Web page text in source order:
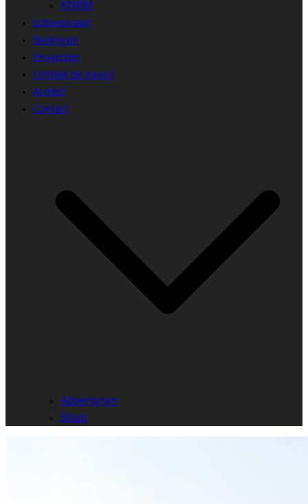
KNRM
Scheepvaart
Bedrijven
Projecten
Ontdek de haven
Archief
Contact
Adverteren
Shop